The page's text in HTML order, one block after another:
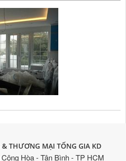
THƯƠNG MẠI TỐNG GIA KD
Hòa - Tân Bình - TP HCM